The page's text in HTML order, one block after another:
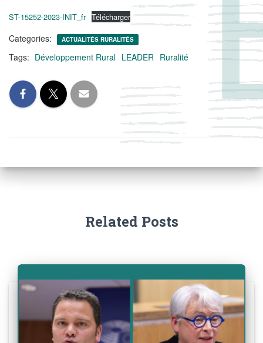
ST-15252-2023-INIT_fr Télécharger
Categories: ACTUALITÉS RURALITÉS
Tags: Développement Rural LEADER Ruralité
Related Posts